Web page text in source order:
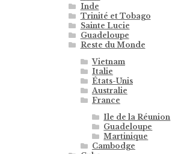
Inde
Trinité et Tobago
Sainte Lucie
Guadeloupe
Reste du Monde
Vietnam
Italie
États-Unis
Australie
France
Ile de la Réunion
Guadeloupe
Martinique
Cambodge